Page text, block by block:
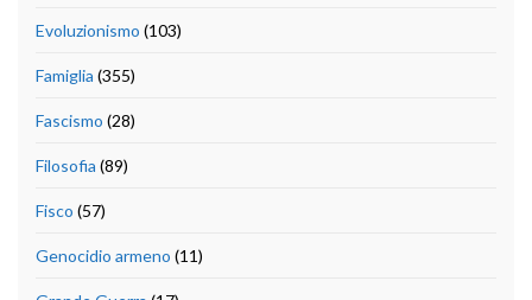
Evoluzionismo (103)
Famiglia (355)
Fascismo (28)
Filosofia (89)
Fisco (57)
Genocidio armeno (11)